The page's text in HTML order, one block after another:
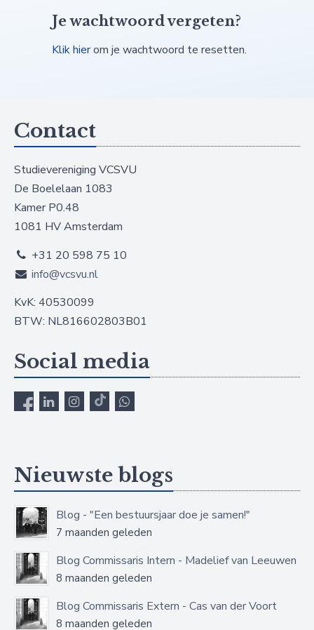
Je wachtwoord vergeten?
Klik hierom je wachtwoord te resetten.
Contact
Studievereniging VCSVU
De Boelelaan 1083
Kamer P0.48
1081 HV Amsterdam
+31 20 598 75 10
info@vcsvu.nl
KvK: 40530099
BTW: NL816602803B01
Social media
Nieuwste blogs
Blog - "Een bestuursjaar doe je samen!"
7 maanden geleden
Blog Commissaris Intern - Madelief van Leeuwen
8 maanden geleden
Blog Commissaris Extern - Cas van der Voort
8 maanden geleden